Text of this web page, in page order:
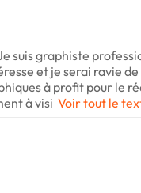
suis graphiste
et je serai ravie
à profit pour le
à visi Voir tout le